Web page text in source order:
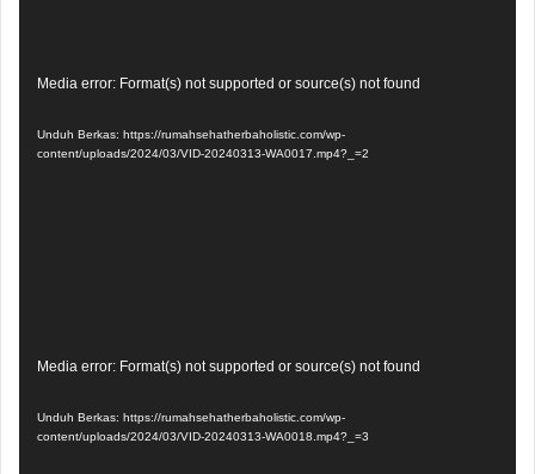
Pemutar
Media error: Format(s) not supported or source(s) not found
Unduh Berkas: https://rumahsehatherbaholistic.com/wp-
content/uploads/2024/03/VID-20240313-WA0017.mp4?_=2
Pemutar
Media error: Format(s) not supported or source(s) not found
Unduh Berkas: https://rumahsehatherbaholistic.com/wp-
content/uploads/2024/03/VID-20240313-WA0018.mp4?_=3